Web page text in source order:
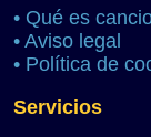
• Qué es
• Aviso legal
• Política de
Servicios